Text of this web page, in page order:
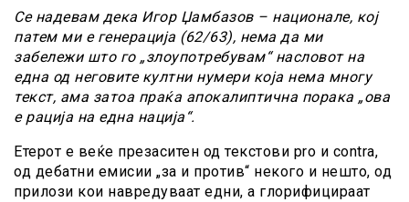
Се надевам дека Игор Џамбазов – национале, кој
патем ми е генерација (62/63), нема да ми
забележи што го „злоупотребувам“ насловот на
една од неговите култни нумери која нема многу
текст, ама затоа праќа апокалиптична порака „ова
е рација на една нација“.
Етерот е веќе презаситен од текстови pro и contra,
од дебатни емисии „за и против“ некого и нешто, од
прилози кои навредуваат едни, а глорифицираат